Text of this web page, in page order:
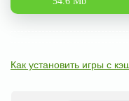
Как установить игры с